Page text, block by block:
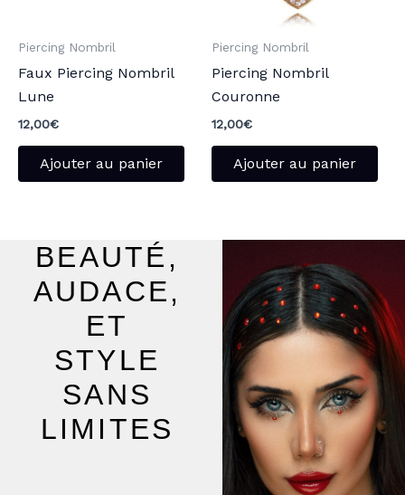
Piercing Nombril
Faux Piercing Nombril
Lune
12,00€
Ajouter au panier
Piercing Nombril
Piercing Nombril
Couronne
12,00€
Ajouter au panier
BEAUTÉ,
AUDACE,
ET
STYLE
SANS
LIMITES